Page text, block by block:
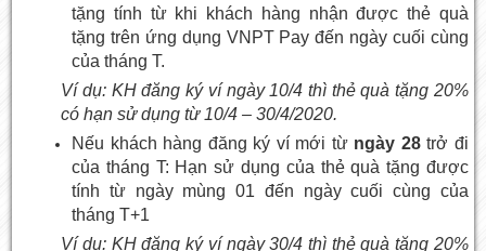
tặng tính từ khi khách hàng nhận được thẻ quà
tặng trên ứng dụng VNPT Pay đến ngày cuối cùng
của tháng T.
Ví dụ: KH đăng ký ví ngày 10/4 thì thẻ quà tặng 20%
có hạn sử dụng từ 10/4 – 30/4/2020.
Nếu khách hàng đăng ký ví mới từ ngày 28trở đi
của tháng T: Hạn sử dụng của thẻ quà tặng được
tính từ ngày mùng 01 đến ngày cuối cùng của
tháng T+1
Ví dụ: KH đăng ký ví ngày 30/4 thì thẻ quà tặng 20%